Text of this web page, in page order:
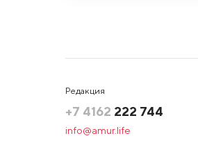
Редакция
+7 4162 222 744
info@amur.life